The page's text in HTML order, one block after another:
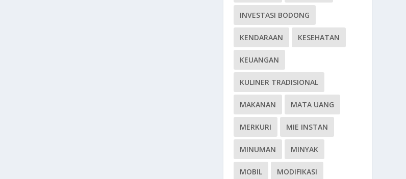
INVESTASI BODONG
KENDARAAN KESEHATAN
KEUANGAN
KULINER TRADISIONAL
MAKANAN MATA UANG
MERKURI MIE INSTAN
MINUMAN MINYAK
MOBIL MODIFIKASI